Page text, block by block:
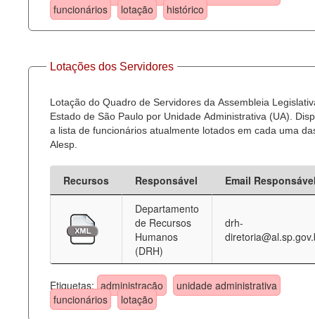
funcionários
lotação histórico
Lotações dos Servidores
Lotação do Quadro de Servidores da Assembleia
Estado de São Paulo por Unidade Administrativa (UA).
a lista de funcionários atualmente lotados em cada uma
Alesp.
Recursos Responsável
Email
Departamento
de Recursos
Humanos
(DRH)
drh-
Etiquetas: administração
unidade administrativa
funcionários
lotação